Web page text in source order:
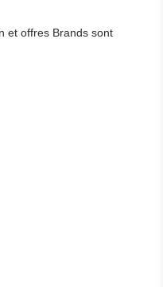
et offres Brands sont